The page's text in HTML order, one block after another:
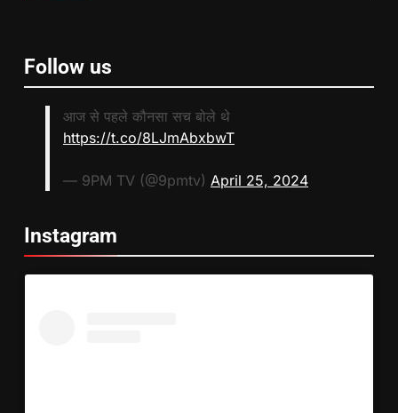
Follow us
आज से पहले कौनसा सच बोले थे
https://t.co/8LJmAbxbwT
— 9PM TV (@9pmtv) April 25, 2024
Instagram